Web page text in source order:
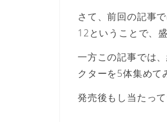
さて、前回の記事
12ということで、
一方この記事では
クターを5体集めて
発売後もし当たっ